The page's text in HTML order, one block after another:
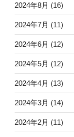
2024年8月 (16)
2024年7月 (11)
2024年6月 (12)
2024年5月 (12)
2024年4月 (13)
2024年3月 (14)
2024年2月 (11)